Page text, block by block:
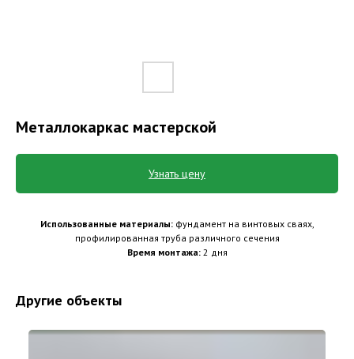
Металлокаркас мастерской
Узнать цену
Использованные материалы:фундамент на винтовых сваях,
профилированная труба различного сечения
Время монтажа: 2 дня
Другие объекты